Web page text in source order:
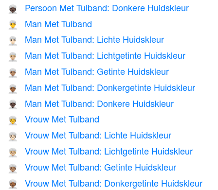
👳🏿 Persoon Met Tulband: Donkere Huidskleur
👳‍♂️ Man Met Tulband
👳🏻‍♂️ Man Met Tulband: Lichte Huidskleur
👳🏼‍♂️ Man Met Tulband: Lichtgetinte Huidskleur
👳🏽‍♂️ Man Met Tulband: Getinte Huidskleur
👳🏾‍♂️ Man Met Tulband: Donkergetinte Huidskleur
👳🏿‍♂️ Man Met Tulband: Donkere Huidskleur
👳‍♀️ Vrouw Met Tulband
👳🏻‍♀️ Vrouw Met Tulband: Lichte Huidskleur
👳🏼‍♀️ Vrouw Met Tulband: Lichtgetinte Huidskleur
👳🏽‍♀️ Vrouw Met Tulband: Getinte Huidskleur
👳🏾‍♀️ Vrouw Met Tulband: Donkergetinte Huidskleur